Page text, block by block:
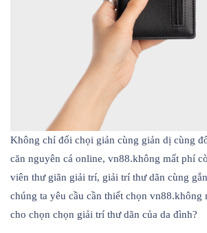
Không chỉ đối chọi giản cùng giản dị cùng
căn nguyên cá online, vn88.không mất phí
viên thư giãn giải trí, giải trí thư dãn cùng
chúng ta yêu cầu cần thiết chọn vn88.không
cho chọn chọn giải trí thư dãn của da đình?